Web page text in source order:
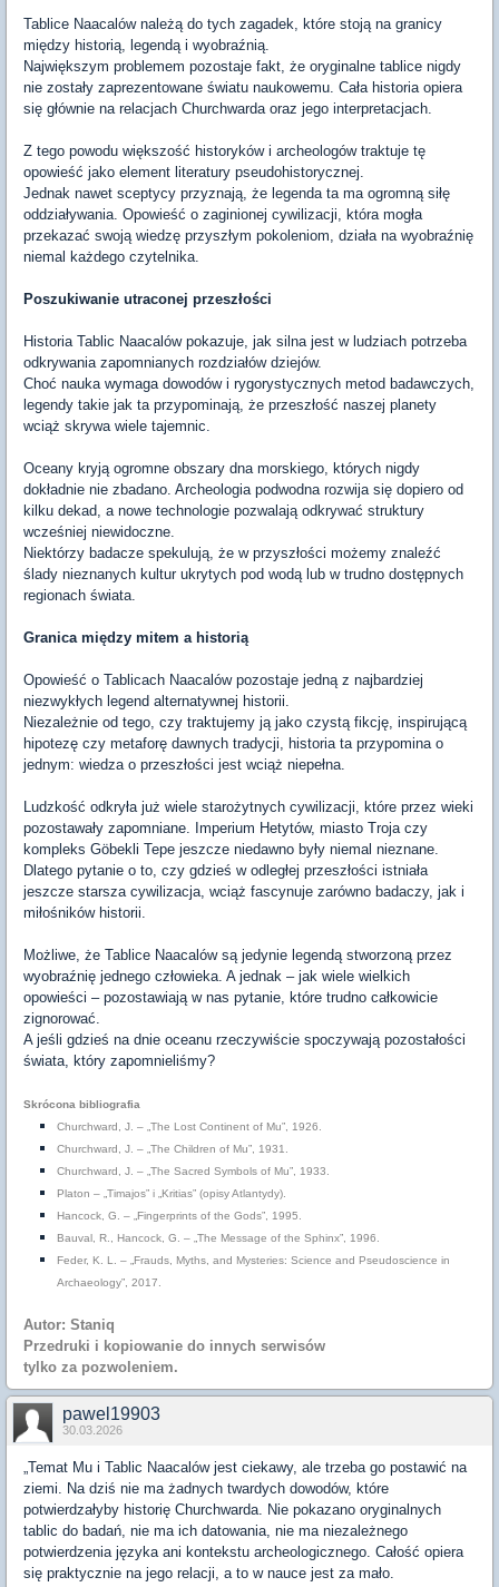
Tablice Naacalów należą do tych zagadek, które stoją na granicy
między historią, legendą i wyobraźnią.
Największym problemem pozostaje fakt, że oryginalne tablice nigdy
nie zostały zaprezentowane światu naukowemu. Cała historia opiera
się głównie na relacjach Churchwarda oraz jego interpretacjach.
Z tego powodu większość historyków i archeologów traktuje tę
opowieść jako element literatury pseudohistorycznej.
Jednak nawet sceptycy przyznają, że legenda ta ma ogromną siłę
oddziaływania. Opowieść o zaginionej cywilizacji, która mogła
przekazać swoją wiedzę przyszłym pokoleniom, działa na wyobraźnię
niemal każdego czytelnika.
Poszukiwanie utraconej przeszłości
Historia Tablic Naacalów pokazuje, jak silna jest w ludziach potrzeba
odkrywania zapomnianych rozdziałów dziejów.
Choć nauka wymaga dowodów i rygorystycznych metod badawczych,
legendy takie jak ta przypominają, że przeszłość naszej planety
wciąż skrywa wiele tajemnic.
Oceany kryją ogromne obszary dna morskiego, których nigdy
dokładnie nie zbadano. Archeologia podwodna rozwija się dopiero od
kilku dekad, a nowe technologie pozwalają odkrywać struktury
wcześniej niewidoczne.
Niektórzy badacze spekulują, że w przyszłości możemy znaleźć
ślady nieznanych kultur ukrytych pod wodą lub w trudno dostępnych
regionach świata.
Granica między mitem a historią
Opowieść o Tablicach Naacalów pozostaje jedną z najbardziej
niezwykłych legend alternatywnej historii.
Niezależnie od tego, czy traktujemy ją jako czystą fikcję, inspirującą
hipotezę czy metaforę dawnych tradycji, historia ta przypomina o
jednym: wiedza o przeszłości jest wciąż niepełna.
Ludzkość odkryła już wiele starożytnych cywilizacji, które przez wieki
pozostawały zapomniane. Imperium Hetytów, miasto Troja czy
kompleks Göbekli Tepe jeszcze niedawno były niemal nieznane.
Dlatego pytanie o to, czy gdzieś w odległej przeszłości istniała
jeszcze starsza cywilizacja, wciąż fascynuje zarówno badaczy, jak i
miłośników historii.
Możliwe, że Tablice Naacalów są jedynie legendą stworzoną przez
wyobraźnię jednego człowieka. A jednak – jak wiele wielkich
opowieści – pozostawiają w nas pytanie, które trudno całkowicie
zignorować.
A jeśli gdzieś na dnie oceanu rzeczywiście spoczywają pozostałości
świata, który zapomnieliśmy?
Skrócona bibliografia
Churchward, J. – „The Lost Continent of Mu”, 1926.
Churchward, J. – „The Children of Mu”, 1931.
Churchward, J. – „The Sacred Symbols of Mu”, 1933.
Platon – „Timajos” i „Kritias” (opisy Atlantydy).
Hancock, G. – „Fingerprints of the Gods”, 1995.
Bauval, R., Hancock, G. – „The Message of the Sphinx”, 1996.
Feder, K. L. – „Frauds, Myths, and Mysteries: Science and Pseudoscience in
Archaeology”, 2017.
Autor: Staniq
Przedruki i kopiowanie do innych serwisów
tylko za pozwoleniem.
pawel19903
30.03.2026
„Temat Mu i Tablic Naacalów jest ciekawy, ale trzeba go postawić na
ziemi. Na dziś nie ma żadnych twardych dowodów, które
potwierdzałyby historię Churchwarda. Nie pokazano oryginalnych
tablic do badań, nie ma ich datowania, nie ma niezależnego
potwierdzenia języka ani kontekstu archeologicznego. Całość opiera
się praktycznie na jego relacji, a to w nauce jest za mało.